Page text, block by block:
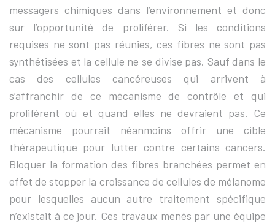
messagers chimiques dans l’environnement et donc
sur l’opportunité de proliférer. Si les conditions
requises ne sont pas réunies, ces fibres ne sont pas
synthétisées et la cellule ne se divise pas. Sauf dans le
cas des cellules cancéreuses qui arrivent à
s’affranchir de ce mécanisme de contrôle et qui
prolifèrent où et quand elles ne devraient pas. Ce
mécanisme pourrait néanmoins offrir une cible
thérapeutique pour lutter contre certains cancers.
Bloquer la formation des fibres branchées permet en
effet de stopper la croissance de cellules de mélanome
pour lesquelles aucun autre traitement spécifique
n’existait à ce jour. Ces travaux menés par une équipe